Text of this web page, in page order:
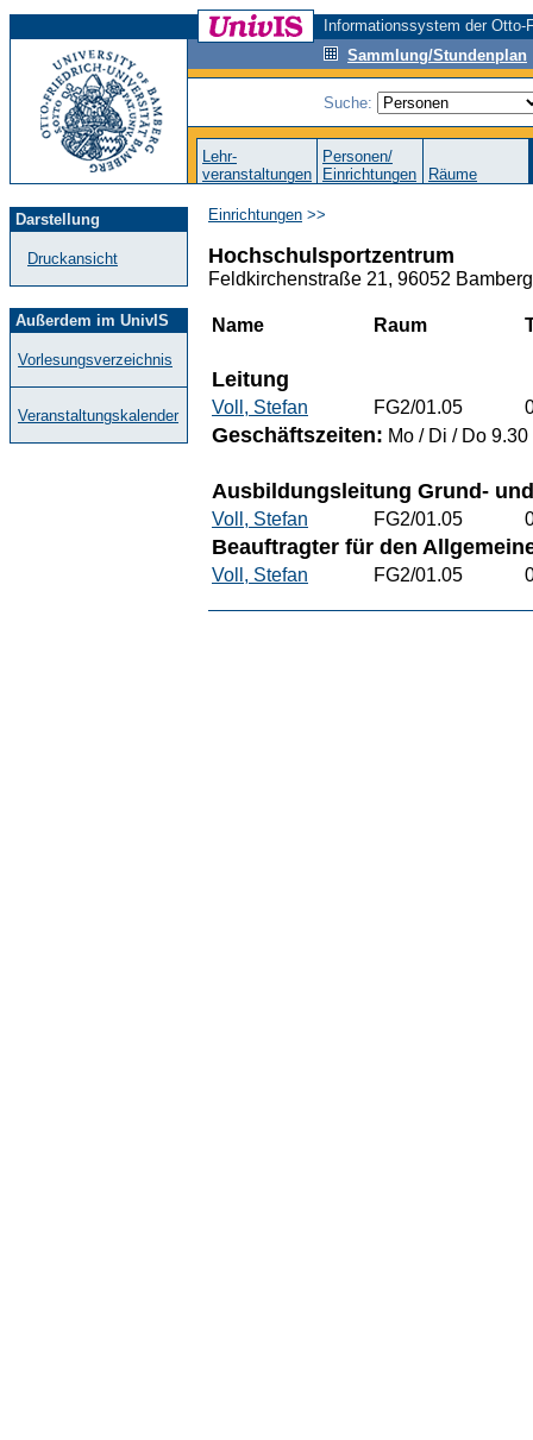
Informationssystem der
Sammlung/Stundenplan
Suche:
Lehr-
veranstaltungen
Personen/
Einrichtungen
Räume
Darstellung
Druckansicht
Außerdem im UnivIS
Vorlesungsverzeichnis
Veranstaltungskalender
Einrichtungen >>
Hochschulsportzentrum
Feldkirchenstraße 21, 96052
Name Raum
Leitung
Voll, Stefan FG2/01.05
Geschäftszeiten: Mo / Di / Do
Ausbildungsleitung Grund-
Voll, Stefan FG2/01.05
Beauftragter für den
Voll, Stefan FG2/01.05